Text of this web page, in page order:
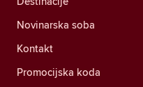
Novinarska soba
Kontakt
Promocijska koda